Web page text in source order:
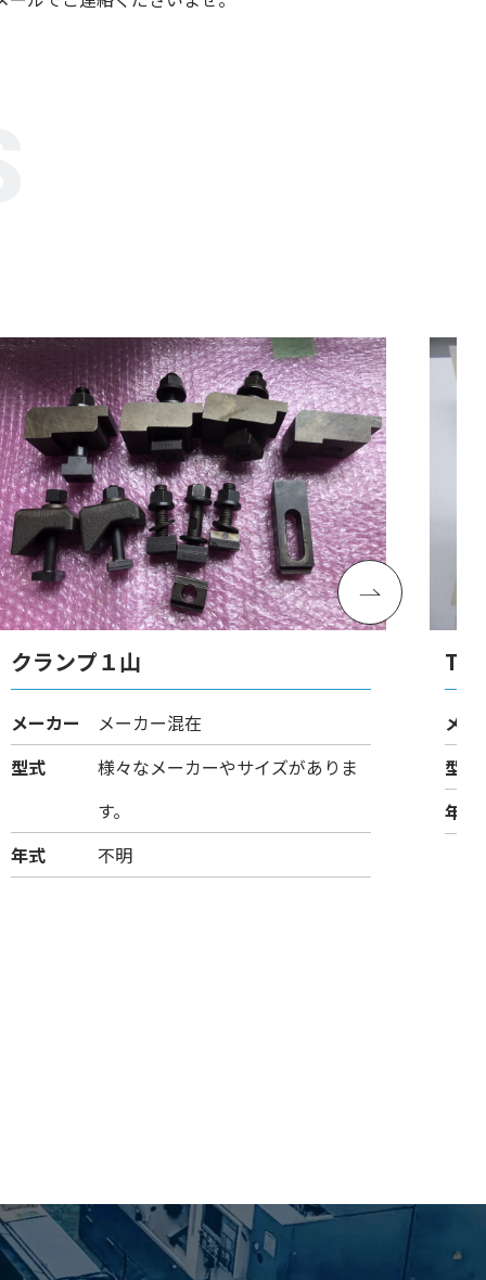
クランプ１山
メーカー
メーカー混在
型式
様々なメーカーやサイズがありま
す。
年式
不明
T
メー
型式
年式